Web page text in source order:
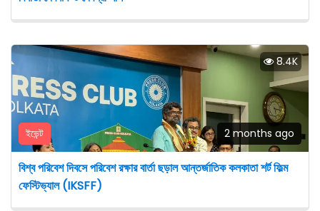
8.4K
ইভেন্ট 2 months ago
বিশ্ব পরিবেশ দিবসে পরিবেশ রক্ষার বার্তা ছড়াল আন্তর্জাতিক কলকাতা শর্ট ফিল্ম
ফেস্টিভ্যাল (IKSFF)